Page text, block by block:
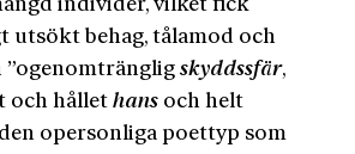
individer, vilket fick
utsökt behag, tålamod och
”ogenomträngligskyddssfär,
och hållet hans och helt
opersonliga poettyp som